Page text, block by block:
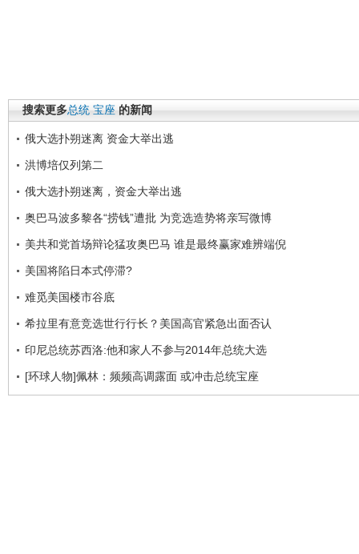
搜索更多总统 宝座 的新闻
俄大选扑朔迷离 资金大举出逃
洪博培仅列第二
俄大选扑朔迷离，资金大举出逃
奥巴马波多黎各“捞钱”遭批 为竞选造势将亲写微博
美共和党首场辩论猛攻奥巴马 谁是最终赢家难辨端倪
美国将陷日本式停滞?
难觅美国楼市谷底
希拉里有意竞选世行行长？美国高官紧急出面否认
印尼总统苏西洛:他和家人不参与2014年总统大选
[环球人物]佩林：频频高调露面 或冲击总统宝座